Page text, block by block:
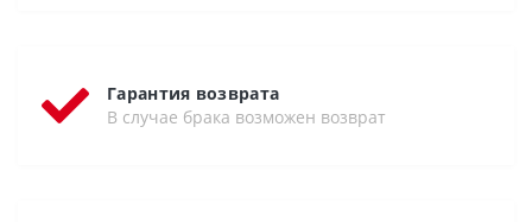
Гарантия возврата
В случае брака возможен возврат